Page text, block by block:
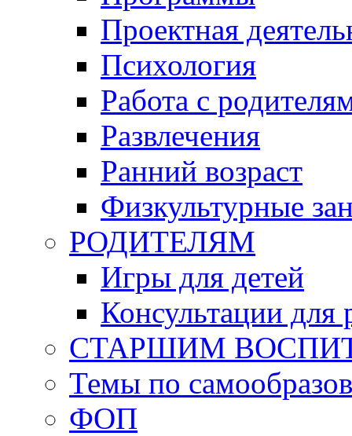
Проектная
Психология
Работа с
Развлечения
Ранний возраст
Физкультурные
РОДИТЕЛЯМ
Игры для детей
Консультации для
СТАРШИМ
Темы по
ФОП